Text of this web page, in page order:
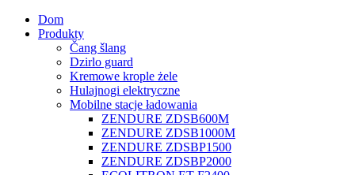
Dom
Produkty
Čang šlang
Dzirlo guard
Kremowe krople żele
Hulajnogi elektryczne
Mobilne stacje ładowania
ZENDURE ZDSB600M
ZENDURE ZDSB1000M
ZENDURE ZDSBP1500
ZENDURE ZDSBP2000